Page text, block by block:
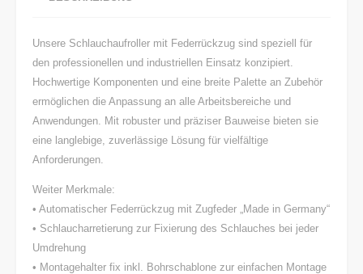
Unsere Schlauchaufroller mit Federrückzug sind speziell für
den professionellen und industriellen Einsatz konzipiert.
Hochwertige Komponenten und eine breite Palette an Zubehör
ermöglichen die Anpassung an alle Arbeitsbereiche und
Anwendungen. Mit robuster und präziser Bauweise bieten sie
eine langlebige, zuverlässige Lösung für vielfältige
Anforderungen.
Weiter Merkmale:
• Automatischer Federrückzug mit Zugfeder „Made in Germany“
• Schlaucharretierung zur Fixierung des Schlauches bei jeder
Umdrehung
• Montagehalter fix inkl. Bohrschablone zur einfachen Montage